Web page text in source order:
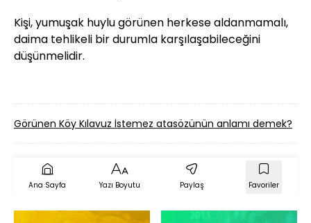
Kişi, yumuşak huylu görünen herkese aldanmamalı,
daima tehlikeli bir durumla karşılaşabileceğini
düşünmelidir.
Görünen Köy Kılavuz İstemez atasözünün anlamı demek?
Ana Sayfa Yazı Boyutu Paylaş Favoriler